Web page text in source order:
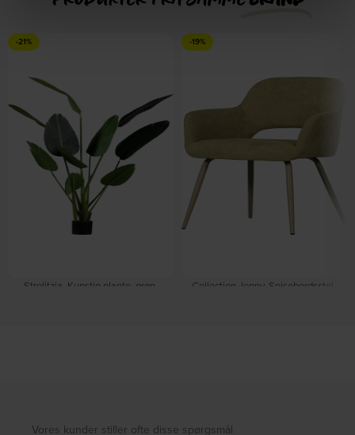
-21%
Strelitzia, Kunstig plante, grøn,
-19%
Collection Jenny, Spisebordsstol,
Vores kunder stiller ofte disse spørgsmål